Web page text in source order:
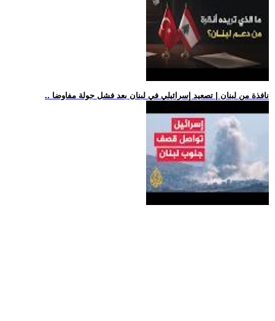
.. نافذة من لبنان | تصعيد إسرائيلي في لبنان بعد فشل جولة مفاوضا